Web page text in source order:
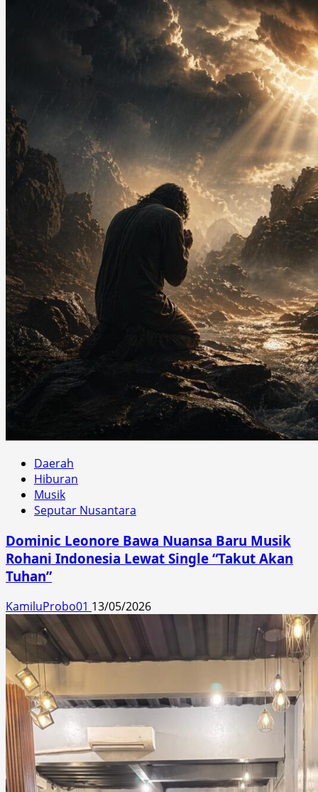
Daerah
Hiburan
Musik
Seputar Nusantara
Dominic Leonore Bawa Nuansa Baru Musik
Rohani Indonesia Lewat Single “Takut Akan
Tuhan”
KamiluProbo01 13/05/2026